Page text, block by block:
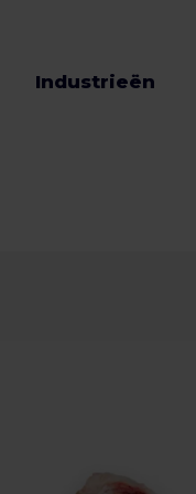
Industrieën